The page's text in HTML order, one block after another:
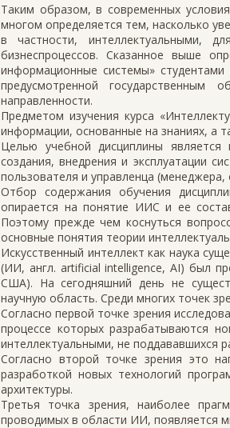
Таким образом, в современных
многом определяется тем, насколько
в частности, интеллектуальными,
бизнеспроцессов. Сказанное выше
информационные системы»
предусмотренной государственным
направленности.
Предметом изучения курса
информации, основанные на знаниях, а
Целью учебной дисциплины является
создания, внедрения и эксплуатации
пользователя и управленца (менеджера,
Отбор содержания обучения
опирается на понятие ИИС и ее
Поэтому прежде чем коснуться
основные понятия теории
Искусственный интеллект как наука
(ИИ, англ. artificial intelligence, AI) был
США). На сегодняшний день не
научную область. Среди многих точек
Согласно первой точке зрения
процессе которых разрабатываются
интеллектуальными, не поддававшихся
Согласно второй точке зрения это
разработкой новых технологий
архитектуры.
Третья точка зрения, наиболее
проводимых в области ИИ, появляется